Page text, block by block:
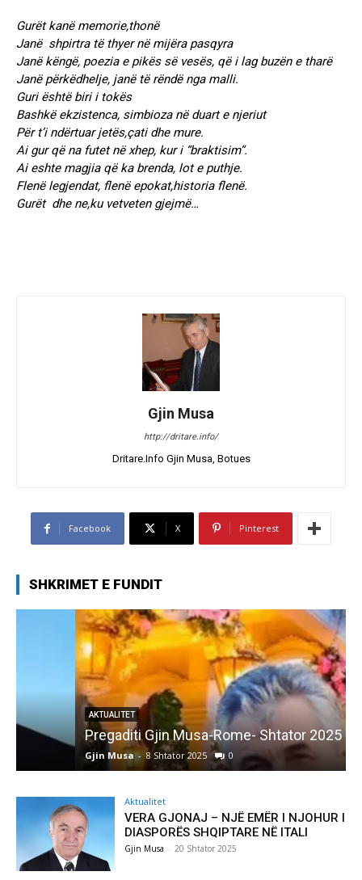
Gurët kanë memorie,thonë
Janë shpirtra të thyer në mijëra pasqyra
Janë këngë, poezia e pikës së vesës, që i lag buzën e tharë
Janë përkëdhelje, janë të rëndë nga malli.
Guri është biri i tokës
Bashkë ekzistenca, simbioza në duart e njeriut
Për t’i ndërtuar jetës,çati dhe mure.
Ai gur që na futet në xhep, kur i “braktisim”.
Ai eshte magjia që ka brenda, lot e puthje.
Flenë legjendat, flenë epokat,historia flenë.
Gurët dhe ne,ku vetveten gjejmë…
Gjin Musa
http://dritare.info/
Dritare.Info Gjin Musa, Botues
Facebook X Pinterest
SHKRIMET E FUNDIT
Pregaditi Gjin Musa-Rome- Shtator 2025
8 Shtator 2025 0
Aktualitet
VERA GJONAJ – NJË EMËR I NJOHUR I
DIASPORËS SHQIPTARE NË ITALI
Gjin Musa - 20 Shtator 2025